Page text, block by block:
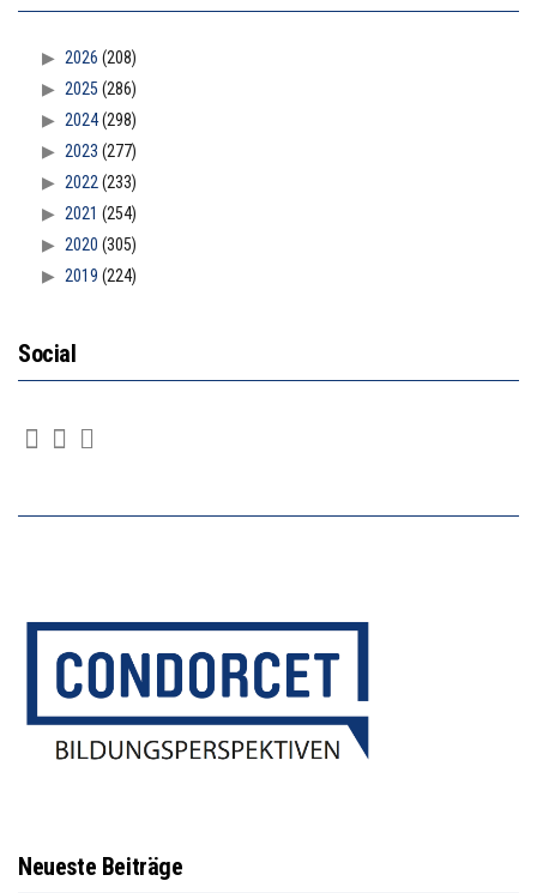
2026 (208)
2025 (286)
2024(298)
2023 (277)
2022 (233)
2021 (254)
2020 (305)
2019 (224)
Social
Neueste Beiträge